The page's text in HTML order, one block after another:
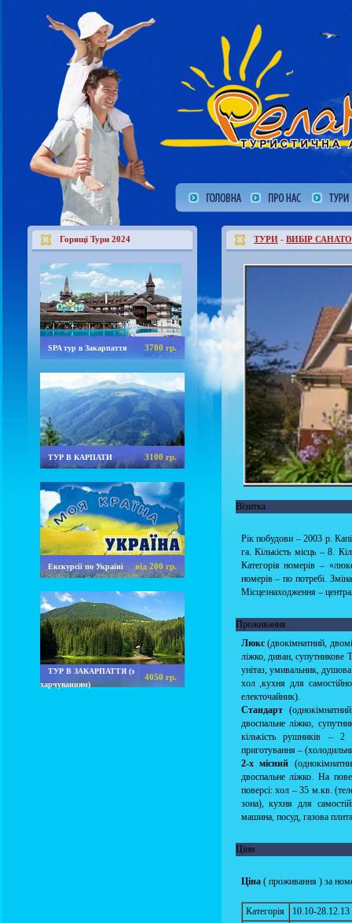
Горящі Тури 2024
SPA тур в Закарпаття 3700 гр.
ТУР В КАРПАТИ 3100 гр.
Екскурсії по Україні від 200 гр.
ТУР В ЗАКАРПАТТЯ (з
харчуванням)
4050 гр.
ТУРИ - ВИБІР
Візитка
Рік побудови – 2003 р.
га. Кількість місць – 8.
Категорія номерів –
номерів – по потребі.
Місцезнаходження –
Проживання
Люкс(двокімнатний,
ліжко, диван, супутникове
унітаз, умивальник,
хол ,кухня для
електочайник).
Стандарт
двоспальне ліжко,
кількість рушників – 2
приготування –
2-х місний
двоспальне ліжко. На
поверсі: хол – 35 м.кв.
зона), кухня для
машина, посуд, газова
Ціни
Ціна( проживання ) за
Категорія
10.10-28.12.13